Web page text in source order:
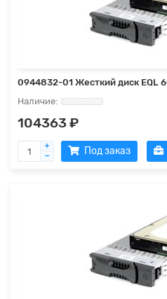
0944832-01 Жесткий диск EQL
104363 ₽
Под заказ